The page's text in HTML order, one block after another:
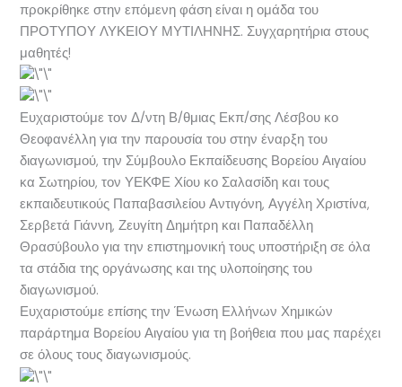
προκρίθηκε στην επόμενη φάση είναι η ομάδα του
ΠΡΟΤΥΠΟΥ ΛΥΚΕΙΟΥ ΜΥΤΙΛΗΝΗΣ. Συγχαρητήρια στους
μαθητές!
Ευχαριστούμε τον Δ/ντη Β/θμιας Εκπ/σης Λέσβου κο
Θεοφανέλλη για την παρουσία του στην έναρξη του
διαγωνισμού, την Σύμβουλο Εκπαίδευσης Βορείου Αιγαίου
κα Σωτηρίου, τον ΥΕΚΦΕ Χίου κο Σαλασίδη και τους
εκπαιδευτικούς Παπαβασιλείου Αντιγόνη, Αγγέλη Χριστίνα,
Σερβετά Γιάννη, Ζευγίτη Δημήτρη και Παπαδέλλη
Θρασύβουλο για την επιστημονική τους υποστήριξη σε όλα
τα στάδια της οργάνωσης και της υλοποίησης του
διαγωνισμού.
Ευχαριστούμε επίσης την Ένωση Ελλήνων Χημικών
παράρτημα Βορείου Αιγαίου για τη βοήθεια που μας παρέχει
σε όλους τους διαγωνισμούς.